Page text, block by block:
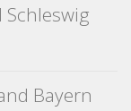
Bayern